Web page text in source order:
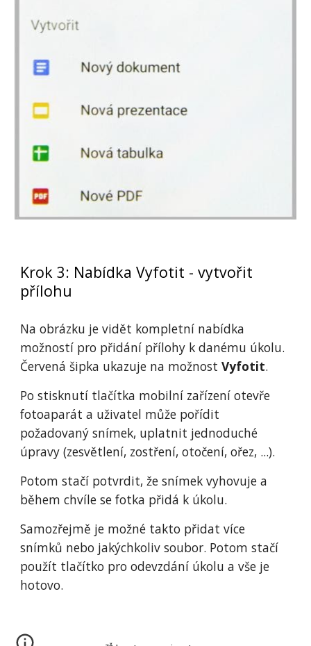
Krok 3: Nabídka Vyfotit - vytvořit
přílohu
Na obrázku je vidět kompletní nabídka
možností pro přidání přílohy k danému úkolu.
Červená šipka ukazuje na možnost Vyfotit.
Po stisknutí tlačítka mobilní zařízení otevře
fotoaparát a uživatel může pořídit
požadovaný snímek, uplatnit jednoduché
úpravy (zesvětlení, zostření, otočení, ořez, ...).
Potom stačí potvrdit, že snímek vyhovuje a
během chvíle se fotka přidá k úkolu.
Samozřejmě je možné takto přidat více
snímků nebo jakýchkoliv soubor. Potom stačí
použít tlačítko pro odevzdání úkolu a vše je
hotovo.